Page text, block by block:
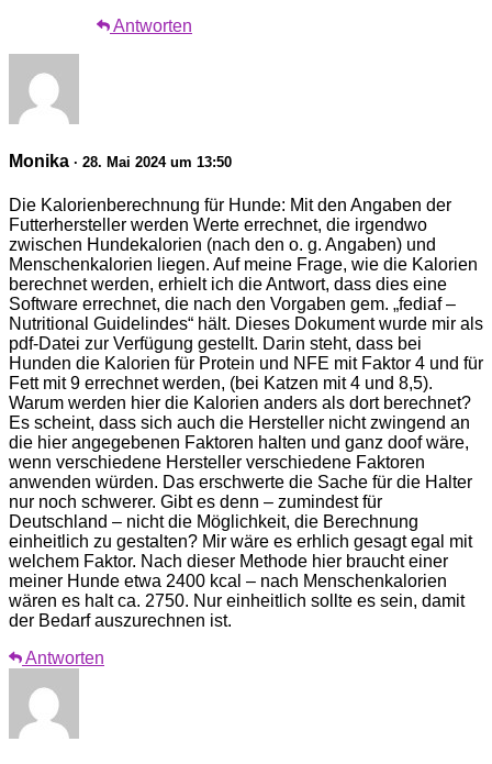
Antworten
Monika · 28. Mai 2024 um 13:50
Die Kalorienberechnung für Hunde: Mit den Angaben der
Futterhersteller werden Werte errechnet, die irgendwo
zwischen Hundekalorien (nach den o. g. Angaben) und
Menschenkalorien liegen. Auf meine Frage, wie die Kalorien
berechnet werden, erhielt ich die Antwort, dass dies eine
Software errechnet, die nach den Vorgaben gem. „fediaf –
Nutritional Guidelindes“ hält. Dieses Dokument wurde mir als
pdf-Datei zur Verfügung gestellt. Darin steht, dass bei
Hunden die Kalorien für Protein und NFE mit Faktor 4 und für
Fett mit 9 errechnet werden, (bei Katzen mit 4 und 8,5).
Warum werden hier die Kalorien anders als dort berechnet?
Es scheint, dass sich auch die Hersteller nicht zwingend an
die hier angegebenen Faktoren halten und ganz doof wäre,
wenn verschiedene Hersteller verschiedene Faktoren
anwenden würden. Das erschwerte die Sache für die Halter
nur noch schwerer. Gibt es denn – zumindest für
Deutschland – nicht die Möglichkeit, die Berechnung
einheitlich zu gestalten? Mir wäre es erhlich gesagt egal mit
welchem Faktor. Nach dieser Methode hier braucht einer
meiner Hunde etwa 2400 kcal – nach Menschenkalorien
wären es halt ca. 2750. Nur einheitlich sollte es sein, damit
der Bedarf auszurechnen ist.
Antworten